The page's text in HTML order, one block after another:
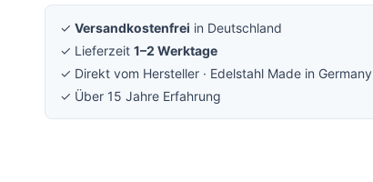
✓Versandkostenfrei in Deutschland
✓ Lieferzeit1–2 Werktage
✓ Direkt vom Hersteller · Edelstahl Made in Germany
✓ Über 15 Jahre Erfahrung